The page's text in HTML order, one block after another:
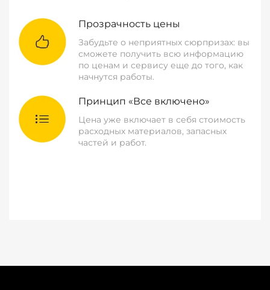
Прозрачность цены
Забудьте о неприятных сюрпризах: вы
сможете получить всю информацию
по ценам и сервису еще до того, как
начнутся работы.
Принцип «Все включено»
Цена уже включает в себя стоимость
расходных материалов, запасных
частей и работ.